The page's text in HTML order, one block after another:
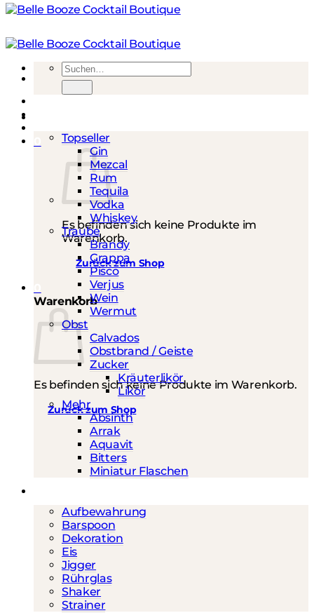
Suchen
nach:
Es befinden sich keine Produkte im
Warenkorb.
Zurück zum Shop
Warenkorb
Es befinden sich keine Produkte im Warenkorb.
Zurück zum Shop
Topseller
Gin
Mezcal
Rum
Tequila
Vodka
Whiskey
Traube
Brandy
Grappa
Pisco
Verjus
Wein
Wermut
Obst
Calvados
Obstbrand / Geiste
Zucker
Kräuterlikör
Likör
Mehr
Absinth
Arrak
Aquavit
Bitters
Miniatur Flaschen
Aufbewahrung
Barspoon
Dekoration
Eis
Jigger
Rührglas
Shaker
Strainer